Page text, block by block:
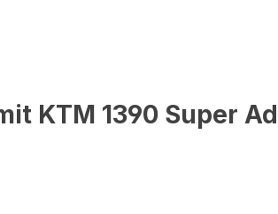
KTM 1390 Super